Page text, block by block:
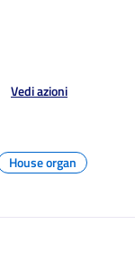
Vedi azioni
House organ